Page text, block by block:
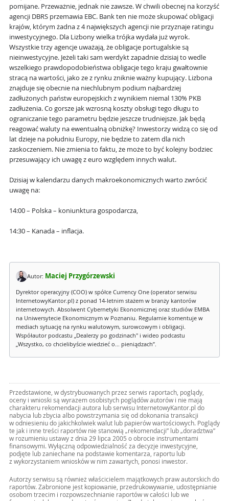
pomijane. Przeważnie, jednak nie zawsze. W chwili obecnej na korzyść
agencji DBRS przemawia EBC. Bank ten nie może skupować obligacji
krajów, którym żadna z 4 największych agencji nie przyznaje ratingu
inwestycyjnego. Dla Lizbony wielka trójka wydała już wyrok.
Wszystkie trzy agencje uważają, że obligacje portugalskie są
nieinwestycyjne. Jeżeli taki sam werdykt zapadnie dzisiaj to wedle
wszelkiego prawdopodobieństwa obligacje tego kraju gwałtownie
stracą na wartości, jako ze z rynku zniknie ważny kupujący. Lizbona
znajduje się obecnie na niechlubnym podium najbardziej
zadłużonych państw europejskich z wynikiem niemal 130% PKB
zadłużenia. Co gorsze jak wzrosną koszty obsługi tego długu to
ograniczanie tego parametru będzie jeszcze trudniejsze. Jak będą
reagować waluty na ewentualną obniżkę? Inwestorzy widzą co się od
lat dzieje na południu Europy, nie będzie to zatem dla nich
zaskoczeniem. Nie zmienia to faktu, że może to być kolejny bodziec
przesuwający ich uwagę z euro względem innych walut.
Dzisiaj w kalendarzu danych makroekonomicznych warto zwrócić
uwagę na:
14:00 – Polska – koniunktura gospodarcza,
14:30 – Kanada – inflacja.
Autor: Maciej Przygórzewski
Dyrektor operacyjny (COO) w spółce Currency One (operator serwisu
InternetowyKantor.pl) z ponad 14-letnim stażem w branży kantorów
internetowych. Absolwent Cybernetyki Ekonomicznej oraz studiów EMBA
na Uniwersytecie Ekonomicznym w Poznaniu. Regularnie komentuje w
mediach sytuację na rynku walutowym, surowcowym i obligacji.
Współautor podcastu „Dealerzy po godzinach" i wideo podcastu
„Wszystko, co chcielibyście wiedzieć o... pieniądzach”.
Przedstawione, w dystrybuowanych przez serwis raportach, poglądy,
oceny i wnioski są wyrazem osobistych poglądów autorów i nie mają
charakteru rekomendacji autora lub serwisu InternetowyKantor.pl do
nabycia lub zbycia albo powstrzymania się od dokonania transakcji
w odniesieniu do jakichkolwiek walut lub papierów wartościowych. Poglądy
te jak i inne treści raportów nie stanowią „rekomendacji” lub „doradztwa”
w rozumieniu ustawy z dnia 29 lipca 2005 o obrocie instrumentami
finansowymi. Wyłączną odpowiedzialność za decyzje inwestycyjne,
podjęte lub zaniechane na podstawie komentarza, raportu lub
z wykorzystaniem wniosków w nim zawartych, ponosi inwestor.
Autorzy serwisu są również właścicielem majątkowych praw autorskich do
raportów. Zabronione jest kopiowanie, przedrukowywanie, udostępnianie
osobom trzecim i rozpowszechnianie raportów w całości lub we